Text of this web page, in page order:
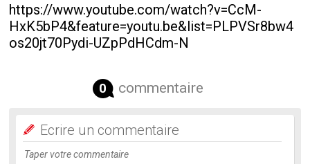
https://www.youtube.com/watch?v=CcM-
HxK5bP4&feature=youtu.be&list=PLPVSr8bw4
os20jt70Pydi-UZpPdHCdm-N
0 commentaire
Ecrire un commentaire